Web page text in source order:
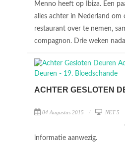
Menno heeft op Ibiza. Een
alles achter in Nederland om
restaurant over te nemen,
compagnon. Drie weken
ACHTER GESLOTEN
04 Augustus 2015 NET 5
informatie aanwezig.